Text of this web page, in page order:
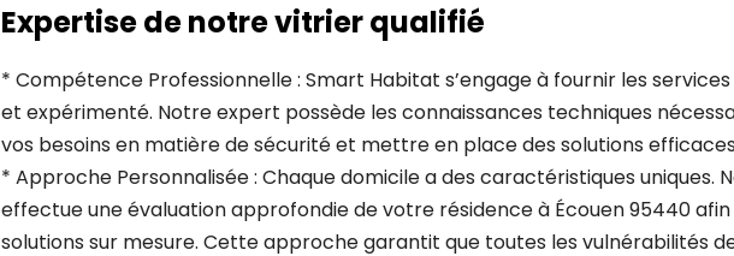
Expertise de notre vitrier qualifié
* Compétence Professionnelle : Smart Habitat s’engage à fournir les services
et expérimenté. Notre expert possède les connaissances techniques
vos besoins en matière de sécurité et mettre en place des solutions
* Approche Personnalisée : Chaque domicile a des caractéristiques uniques.
effectue une évaluation approfondie de votre résidence à Écouen 95440
solutions sur mesure. Cette approche garantit que toutes les vulnérabilités